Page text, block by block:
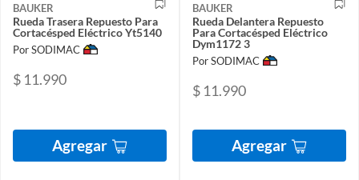
BAUKER
Rueda Trasera Repuesto Para
Cortacésped Eléctrico Yt5140
Por SODIMAC
$ 11.990
Agregar
BAUKER
Rueda Delantera Repuesto
Para Cortacésped Eléctrico
Dym1172 3
Por SODIMAC
$ 11.990
Agregar